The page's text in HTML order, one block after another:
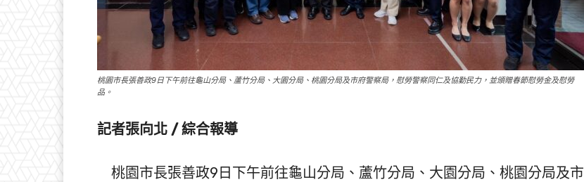
桃園市長張善政9日下午前往龜山分局、蘆竹分局、大園分局、桃園分局及市府警察局，慰勞警察同仁及協勤民力，並頒贈春節慰勞金及慰勞
品。
記者張向北 / 綜合報導
桃園市長張善政9日下午前往龜山分局、蘆竹分局、大園分局、桃園分局及市